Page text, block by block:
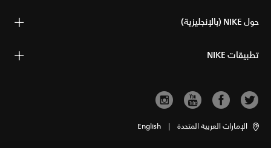
حول NIKE (بالإنجليزية)
تطبيقات NIKE
الإمارات العربية المتحدة |
English